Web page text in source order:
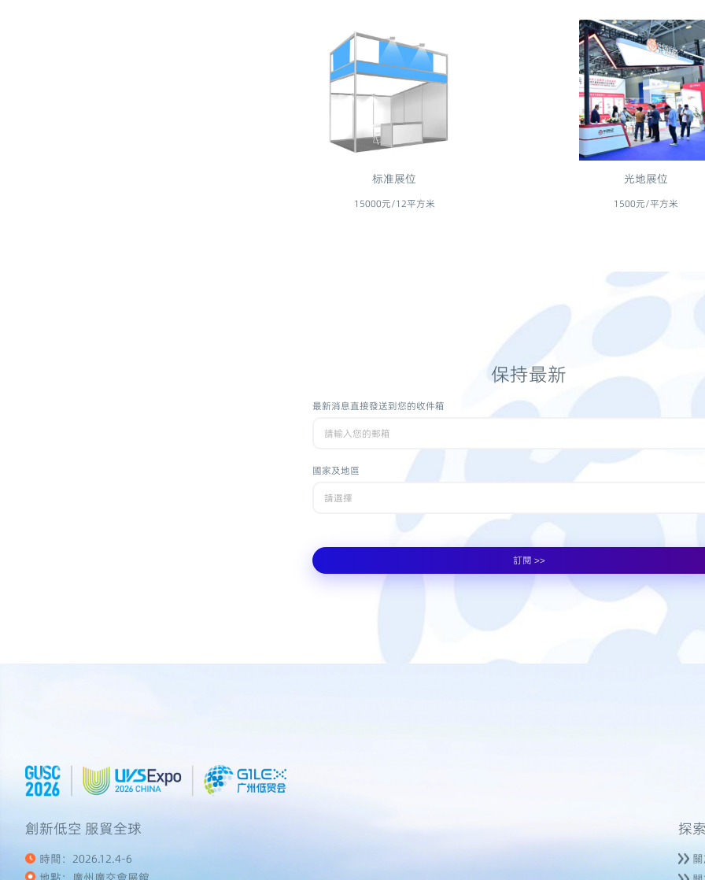
标准展位
15000元/12平方米
光地展位
1500元/平方米
保持最新
最新消息直接發送到您的收件箱
國家及地區
請選擇
訂閱 >>
創新低空 服貿全球
時間：2026.12.4-6
探